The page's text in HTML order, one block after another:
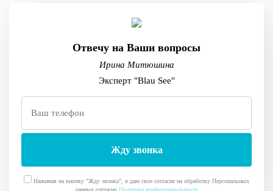
Отвечу на Ваши вопросы
Ирина Митюшина
Эксперт "Blau See"
Нажимая на кнопку "Жду звонка", я даю свое согласие на обработку Персональных
данных согласно Политики конфиденциальности